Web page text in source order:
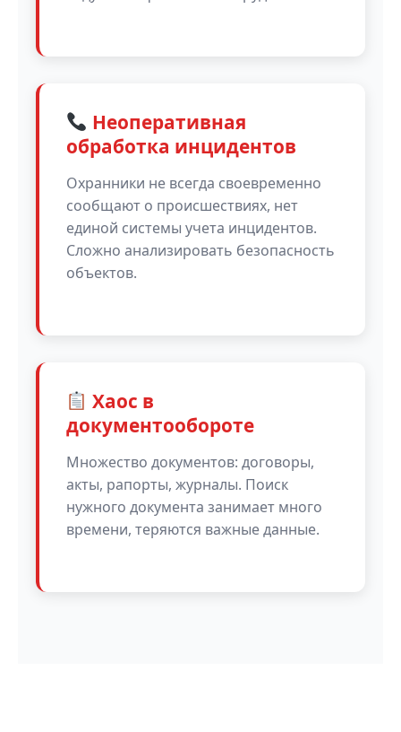
Неоперативная
обработка инцидентов
Охранники не всегда своевременно
сообщают о происшествиях, нет
единой системы учета инцидентов.
Сложно анализировать безопасность
объектов.
Хаос в
документообороте
Множество документов: договоры,
акты, рапорты, журналы. Поиск
нужного документа занимает много
времени, теряются важные данные.